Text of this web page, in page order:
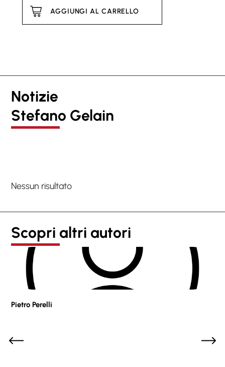
AGGIUNGI AL CARRELLO
Notizie
Stefano Gelain
Nessun risultato
Scopri altri autori
Pietro Perelli